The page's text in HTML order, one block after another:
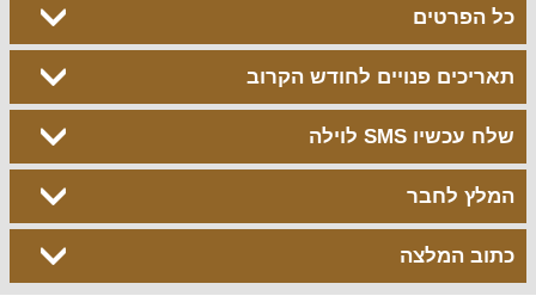
כל הפרטים
תאריכים פנויים לחודש הקרוב
שלח עכשיו SMS לוילה
המלץ לחבר
כתוב המלצה